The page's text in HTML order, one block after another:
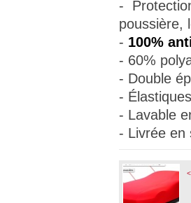
-
poussière,
- 100%
- 60%
- Double
-
- Lavable
- Livrée en